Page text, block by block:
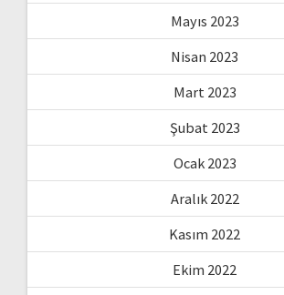
Mayıs 2023
Nisan 2023
Mart 2023
Şubat 2023
Ocak 2023
Aralık 2022
Kasım 2022
Ekim 2022